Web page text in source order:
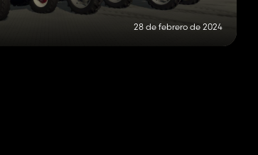
28 de febrero de 2024